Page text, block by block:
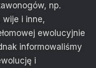
np.
wije i inne,
ewolucyjnie
informowaliśmy
i